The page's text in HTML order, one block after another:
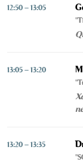
12:50 – 13:05
13:05 – 13:20
13:20 – 13:35